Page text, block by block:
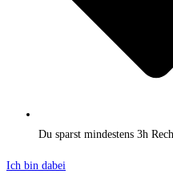
Du sparst mindestens 3h
Ich bin dabei